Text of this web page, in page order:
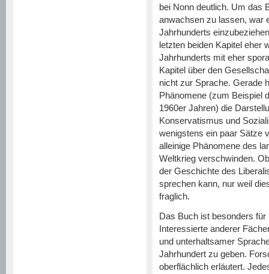
bei Nonn deutlich. Um das
anwachsen zu lassen, war
Jahrhunderts
letzten beiden Kapitel eher
Jahrhunderts mit eher
Kapitel über den
nicht zur Sprache. Gerade
Phänomene (zum Beispiel
1960er Jahren) die
Konservatismus und
wenigstens ein paar Sätze
alleinige Phänomene des
Weltkrieg verschwinden.
der Geschichte des
sprechen kann, nur weil
fraglich.
Das Buch ist besonders
Interessierte anderer
und unterhaltsamer
Jahrhundert zu geben.
oberflächlich erläutert.